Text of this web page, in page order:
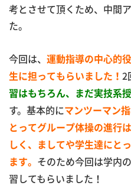
考とさせて頂くため、中間
た。
今回は、
運動指導の中心的
生に担ってもらいました！ 2
習はもちろん、まだ実技系
す。基本的にマンツーマン
とってグループ体操の進行
しく、ましてや学生達にと
ます。 そのため今回は学内
習してもらいました！